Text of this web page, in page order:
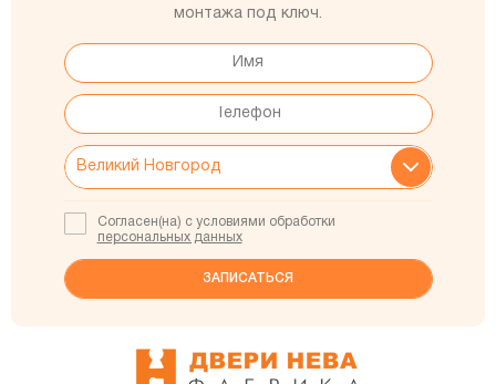
монтажа под ключ.
Согласен(на) с условиями обработки
персональных данных